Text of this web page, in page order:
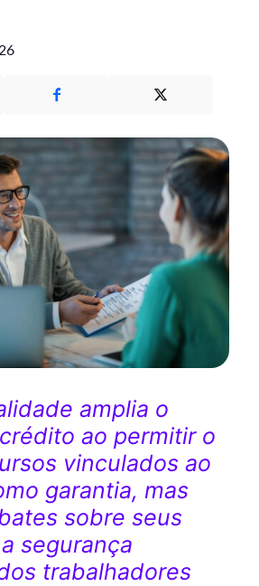
amplia o
ao permitir o
vinculados ao
garantia, mas
sobre seus
segurança
trabalhadores